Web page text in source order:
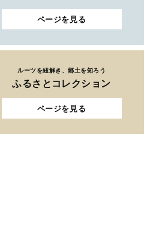
ページを見る
ルーツを紐解き、郷土を知ろう
ふるさとコレクション
ページを見る